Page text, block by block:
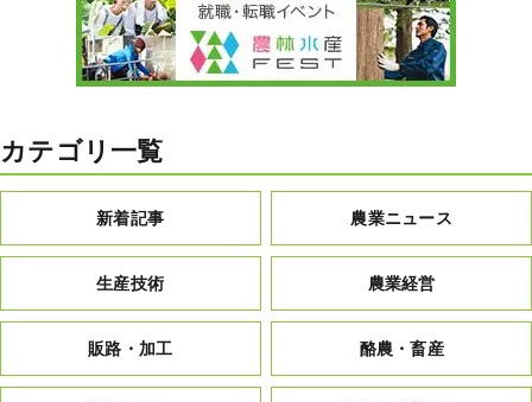
カテゴリ一覧
新着記事 農業ニュース
生産技術 農業経営
販路・加工 酪農・畜産